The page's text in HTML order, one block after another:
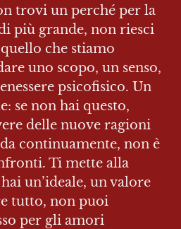
trovi un perché per la
più grande, non riesci
che stiamo
uno scopo, un senso,
psicofisico. Un
se non hai questo,
delle nuove ragioni
continuamente, non è
Ti mette alla
un’ideale, un valore
tutto, non puoi
per gli amori